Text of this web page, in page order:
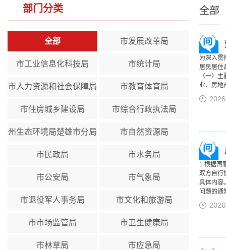
部门分类
全部 市发展改革局
市工业信息化科技局 市统计局
市人力资源和社会保障局 市教育体育局
市住房城乡建设局 市综合行政执法局
州生态环境局楚雄市分局 市自然资源局
市民政局 市水务局
市公安局 市气象局
市退役军人事务局 市文化和旅游局
市市场监管局 市卫生健康局
市林草局 市应急局
全部
为深入贯
居民居住
（一）
业、房地
1.根据国
双方自行
具体内容
问题的通